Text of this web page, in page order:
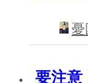
憂
要注意